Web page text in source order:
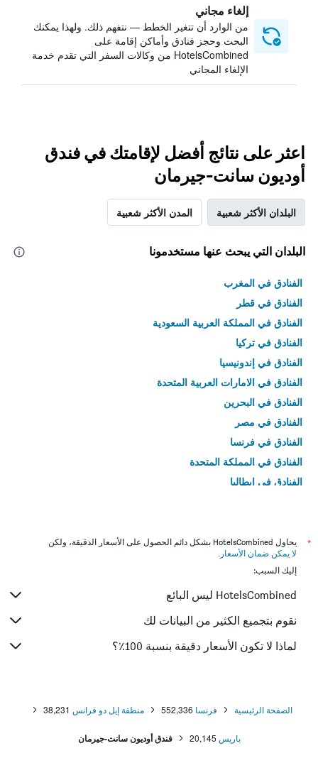
إلغاء مجاني
من الوارد أن تتغير الخطط — نتفهم ذلك. ولهذا يمكنك
البحث وحجز فنادق وأماكن إقامة على
HotelsCombined من وكالات السفر التي تقدم خدمة
الإلغاء المجاني
اعثر على نتائج أفضل لإقامتك في فندق
أوديون سانت-جيرمان
البلدان الأكثر شعبية المدن الأكثر شعبية
البلدان التي يبحث عنها مستخدمونا
الفنادق في المغرب
الفنادق في قطر
الفنادق في المملكة العربية السعودية
الفنادق في تركيا
الفنادق في إندونيسيا
الفنادق في الامارات العربية المتحدة
الفنادق في البحرين
الفنادق في مصر
الفنادق في فرنسا
الفنادق في المملكة المتحدة
الفنادق في إيطاليا
*
يحاول HotelsCombined بشكل دائم الحصول على الأسعار الدقيقة، ولكن
لا يمكن ضمان الأسعار .
إليك السبب:
HotelsCombined ليس البائع
نقوم بتجميع الكثير من البيانات لك
لماذا لا تكون الأسعار دقيقة بنسبة 100٪؟
الصفحة الرئيسية فرنسا 552,336 منطقة إيل دو فرانس 38,231
باريس 20,145 فندق أوديون سانت-جيرمان